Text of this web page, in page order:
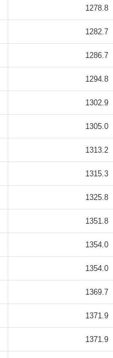
1278.8
1282.7
1286.7
1294.8
1302.9
1305.0
1313.2
1315.3
1325.8
1351.8
1354.0
1354.0
1369.7
1371.9
1371.9